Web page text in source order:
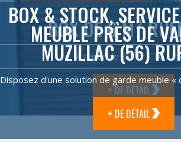
BOX DE 6 M²
À partir de 80 € TTC /
+ DE DÉTAIL
BOX & STOCK,
MEUBLE PRÈS DE
MUZILLAC (56)
Disposez d'une solution de garde meuble «
+ DE DÉTAIL